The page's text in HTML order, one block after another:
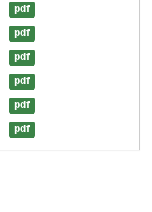
pdf
pdf
pdf
pdf
pdf
pdf